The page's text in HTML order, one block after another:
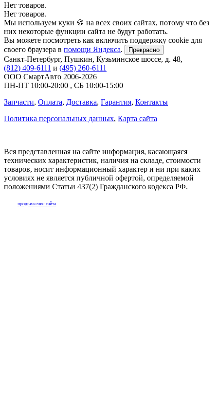
Нет товаров.
Нет товаров.
Мы используем куки 🍪 на всех своих сайтах, потому что без
них некоторые функции сайта не будут работать.
Вы можете посмотреть как включить поддержку cookie для
своего браузера в помощи Яндекса. Прекрасно
Санкт-Петербург, Пушкин, Кузьминское шоссе, д. 48,
(812) 409-6111 и (495) 260-6111
ООО СмартАвто 2006-2026
ПН-ПТ 10:00-20:00 , СБ 10:00-15:00
Запчасти, Оплата, Доставка, Гарантия, Контакты
Политика персональных данных, Карта сайта
Вся представленная на сайте информация, касающаяся
технических характеристик, наличия на складе, стоимости
товаров, носит информационный характер и ни при каких
условиях не является публичной офертой, определяемой
положениями Статьи 437(2) Гражданского кодекса РФ.
продвижение сайта